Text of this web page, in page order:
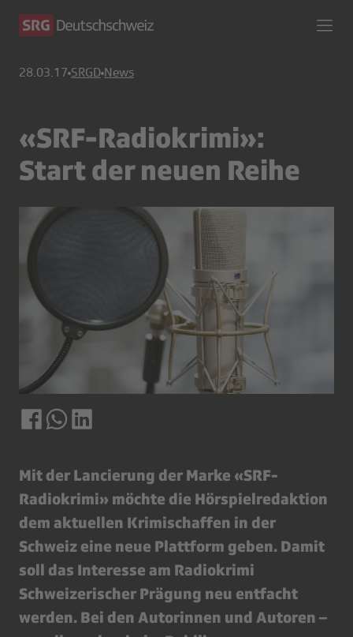
28.03.17 SRGD News
«SRF-Radiokrimi»:
Start der neuen Reihe
Mit der Lancierung der Marke «SRF-
Radiokrimi» möchte die Hörspielredaktion
dem aktuellen Krimischaffen in der
Schweiz eine neue Plattform geben. Damit
soll das Interesse am Radiokrimi
Schweizerischer Prägung neu entfacht
werden. Bei den Autorinnen und Autoren –